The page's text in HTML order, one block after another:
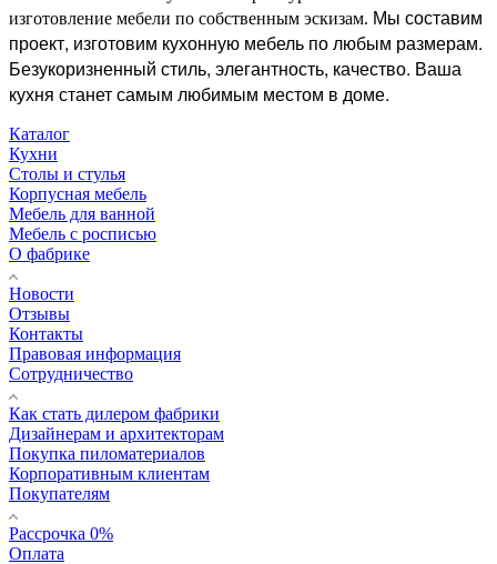
изготовление мебели по собственным эскизам. Мы составим
проект, изготовим кухонную мебель по любым размерам.
Безукоризненный стиль, элегантность, качество. Ваша
кухня станет самым любимым местом в доме.
Каталог
Кухни
Столы и стулья
Корпусная мебель
Мебель для ванной
Мебель с росписью
О фабрике
Новости
Отзывы
Контакты
Правовая информация
Сотрудничество
Как стать дилером фабрики
Дизайнерам и архитекторам
Покупка пиломатериалов
Корпоративным клиентам
Покупателям
Рассрочка 0%
Оплата